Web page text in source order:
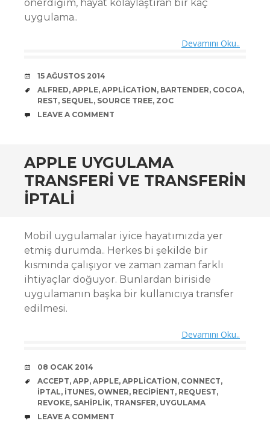
önerdiğim, hayat kolaylaştıran bir kaç
uygulama..
Devamını Oku..
DATE
15 AĞUSTOS 2014
TAGS
ALFRED, APPLE, APPLICATION, BARTENDER, COCOA,
REST, SEQUEL, SOURCE TREE, ZOC
COMMENTS
LEAVE A COMMENT
APPLE UYGULAMA
TRANSFERI VE TRANSFERIN
IPTALI
Mobil uygulamalar iyice hayatımızda yer
etmiş durumda.. Herkes bi şekilde bir
kısmında çalışıyor ve zaman zaman farklı
ihtiyaçlar doğuyor. Bunlardan biriside
uygulamanın başka bir kullanıcıya transfer
edilmesi.
Devamını Oku..
DATE
08 OCAK 2014
TAGS
ACCEPT, APP, APPLE, APPLICATION, CONNECT,
IPTAL, ITUNES, OWNER, RECIPIENT, REQUEST,
REVOKE, SAHIPLIK, TRANSFER, UYGULAMA
COMMENTS
LEAVE A COMMENT